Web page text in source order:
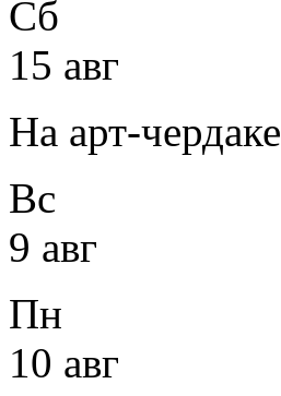
Сб
15 авг
На арт-чердаке
Вс
9 авг
Пн
10 авг